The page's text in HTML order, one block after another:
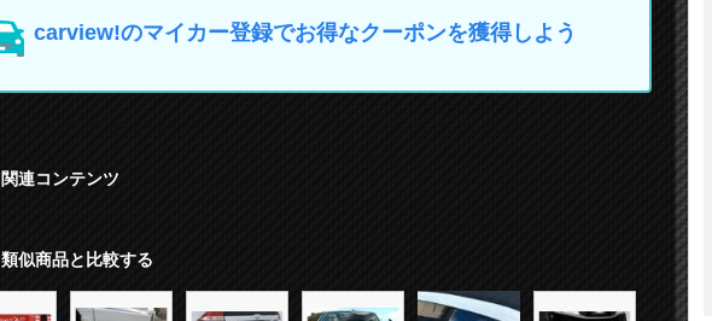
carview!のマイカー登録でお得なクーポンを獲得しよう
関連コンテンツ
類似商品と比較する